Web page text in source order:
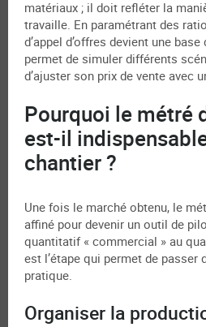
matériaux ; il doit refléter la
travaille. En paramétrant des
d’appel d’offres devient une
permet de simuler différents
d’ajuster son prix de vente avec
Pourquoi le métré
est-il
chantier ?
Une fois le marché obtenu, le
affiné pour devenir un outil de
quantitatif « commercial » au
est l’étape qui permet de passer
pratique.
Organiser la